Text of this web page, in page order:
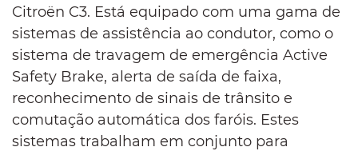
Citroën C3. Está equipado com uma gama de
sistemas de assistência ao condutor, como o
sistema de travagem de emergência Active
Safety Brake, alerta de saída de faixa,
reconhecimento de sinais de trânsito e
comutação automática dos faróis. Estes
sistemas trabalham em conjunto para